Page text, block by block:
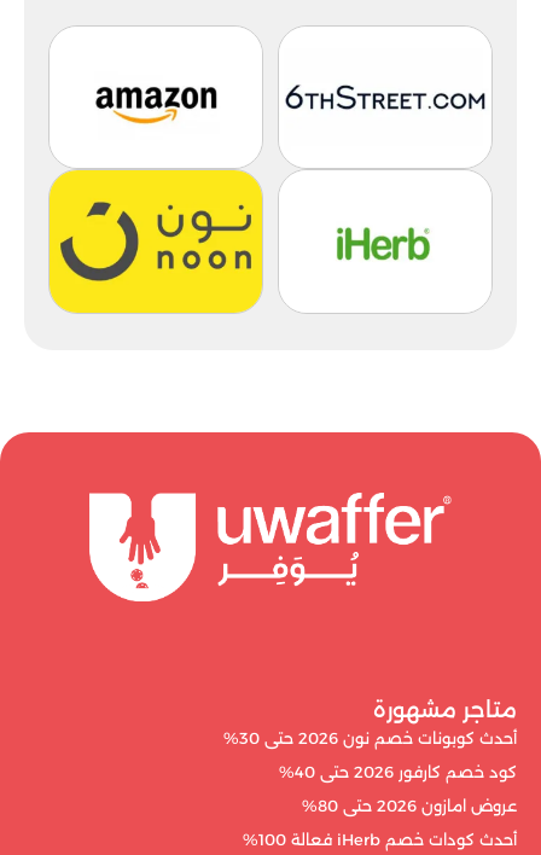
متاجر مشهورة
أحدث كوبونات خصم نون 2026 حتى 30%
كود خصم كارفور 2026 حتى 40%
عروض امازون 2026 حتى 80%
أحدث كودات خصم iHerb فعالة 100%